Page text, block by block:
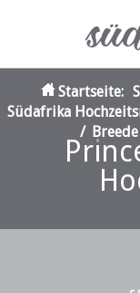
Startseite:
Südafrika
/